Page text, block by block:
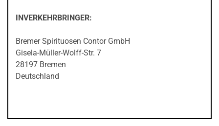
INVERKEHRBRINGER:
Bremer Spirituosen Contor GmbH
Gisela-Müller-Wolff-Str. 7
28197 Bremen
Deutschland